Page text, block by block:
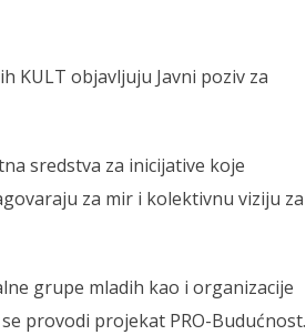
KULT objavljuju Javni poziv za
sredstva za inicijative koje
za mir i kolektivnu viziju za
grupe mladih kao i organizacije
provodi projekat PRO-Budućnost.